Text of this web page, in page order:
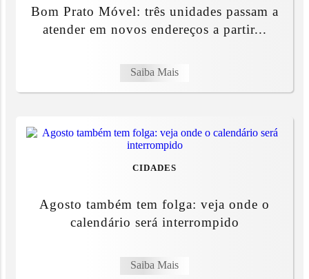
Bom Prato Móvel: três unidades passam a
atender em novos endereços a partir...
Saiba Mais
CIDADES
Agosto também tem folga: veja onde o
calendário será interrompido
Saiba Mais